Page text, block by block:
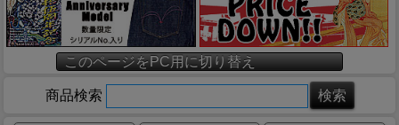
このページをPC用に切り替え
商品検索